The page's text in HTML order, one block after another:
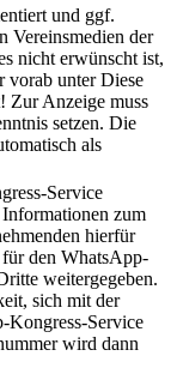
und ggf.
Vereinsmedien der
nicht erwünscht ist,
vorab unter Diese
Zur Anzeige muss
setzen. Die
als
Service
zum
hierfür
den WhatsApp-
weitergegeben.
sich mit der
Kongress-Service
wird dann